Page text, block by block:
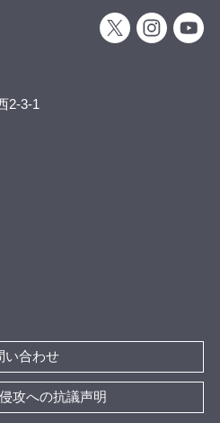
2-3-1
い合わせ
攻への抗議声明